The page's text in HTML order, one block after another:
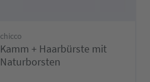
chicco
Kamm + Haarbürste mit
Naturborsten